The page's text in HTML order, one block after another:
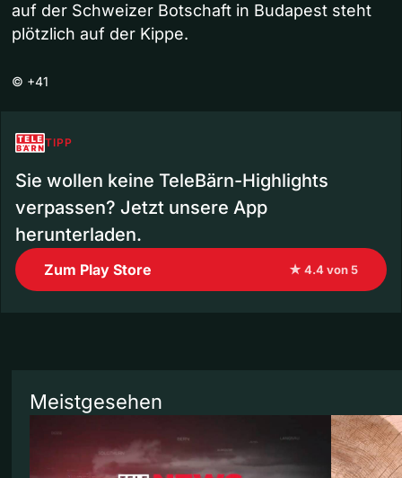
auf der Schweizer Botschaft in Budapest steht
plötzlich auf der Kippe.
© +41
TIPP
Sie wollen keine TeleBärn-Highlights
verpassen? Jetzt unsere App
herunterladen.
Zum Play Store ★ 4.4 von 5
Meistgesehen